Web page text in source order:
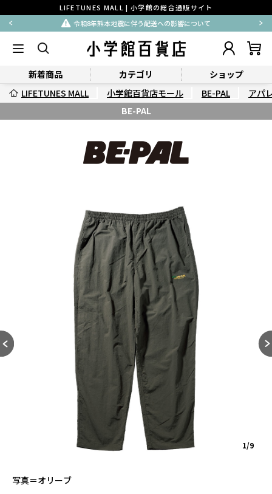
LIFETUNES MALL | 小学館の総合通販サイト
令和8年熊本地震に伴う配送への影響について
新着商品 カテゴリ
ショップ
LIFETUNES MALL
小学館百貨店モール BE-PAL
アパ
BE-PAL
写真＝オリーブ
1/9